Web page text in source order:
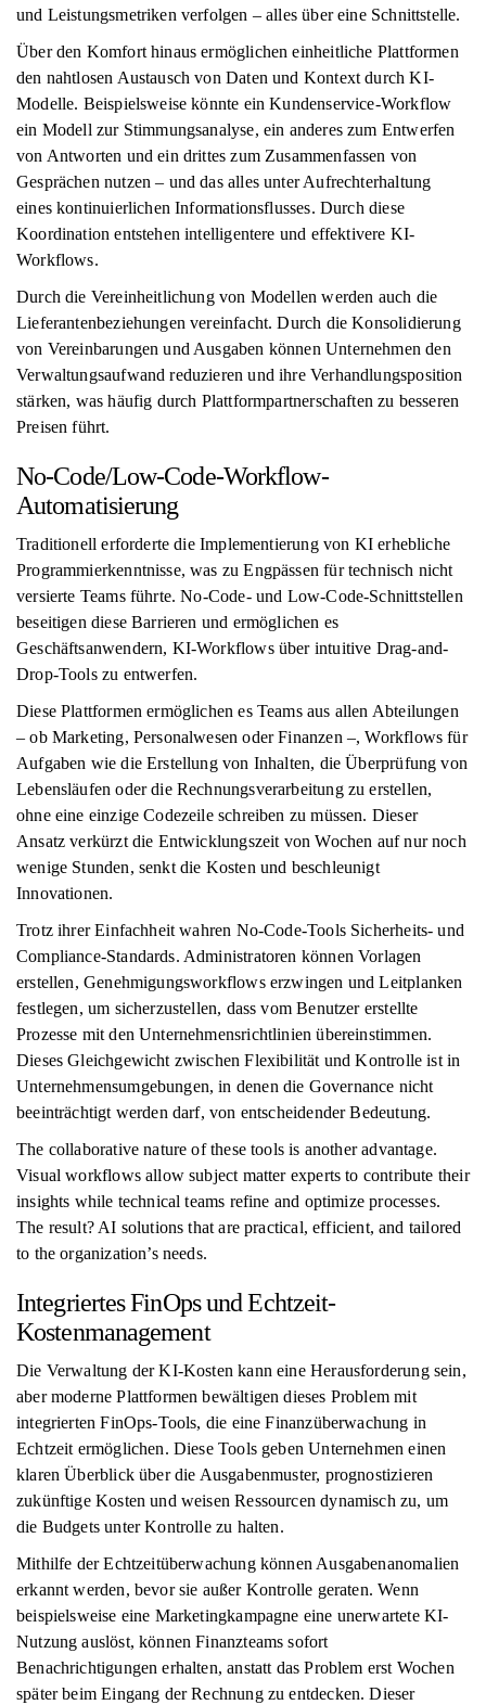
und Leistungsmetriken verfolgen – alles über eine Schnittstelle.
Über den Komfort hinaus ermöglichen einheitliche Plattformen
den nahtlosen Austausch von Daten und Kontext durch KI-
Modelle. Beispielsweise könnte ein Kundenservice-Workflow
ein Modell zur Stimmungsanalyse, ein anderes zum Entwerfen
von Antworten und ein drittes zum Zusammenfassen von
Gesprächen nutzen – und das alles unter Aufrechterhaltung
eines kontinuierlichen Informationsflusses. Durch diese
Koordination entstehen intelligentere und effektivere KI-
Workflows.
Durch die Vereinheitlichung von Modellen werden auch die
Lieferantenbeziehungen vereinfacht. Durch die Konsolidierung
von Vereinbarungen und Ausgaben können Unternehmen den
Verwaltungsaufwand reduzieren und ihre Verhandlungsposition
stärken, was häufig durch Plattformpartnerschaften zu besseren
Preisen führt.
No-Code/Low-Code-Workflow-
Automatisierung
Traditionell erforderte die Implementierung von KI erhebliche
Programmierkenntnisse, was zu Engpässen für technisch nicht
versierte Teams führte. No-Code- und Low-Code-Schnittstellen
beseitigen diese Barrieren und ermöglichen es
Geschäftsanwendern, KI-Workflows über intuitive Drag-and-
Drop-Tools zu entwerfen.
Diese Plattformen ermöglichen es Teams aus allen Abteilungen
– ob Marketing, Personalwesen oder Finanzen –, Workflows für
Aufgaben wie die Erstellung von Inhalten, die Überprüfung von
Lebensläufen oder die Rechnungsverarbeitung zu erstellen,
ohne eine einzige Codezeile schreiben zu müssen. Dieser
Ansatz verkürzt die Entwicklungszeit von Wochen auf nur noch
wenige Stunden, senkt die Kosten und beschleunigt
Innovationen.
Trotz ihrer Einfachheit wahren No-Code-Tools Sicherheits- und
Compliance-Standards. Administratoren können Vorlagen
erstellen, Genehmigungsworkflows erzwingen und Leitplanken
festlegen, um sicherzustellen, dass vom Benutzer erstellte
Prozesse mit den Unternehmensrichtlinien übereinstimmen.
Dieses Gleichgewicht zwischen Flexibilität und Kontrolle ist in
Unternehmensumgebungen, in denen die Governance nicht
beeinträchtigt werden darf, von entscheidender Bedeutung.
The collaborative nature of these tools is another advantage.
Visual workflows allow subject matter experts to contribute their
insights while technical teams refine and optimize processes.
The result? AI solutions that are practical, efficient, and tailored
to the organization’s needs.
Integriertes FinOps und Echtzeit-
Kostenmanagement
Die Verwaltung der KI-Kosten kann eine Herausforderung sein,
aber moderne Plattformen bewältigen dieses Problem mit
integrierten FinOps-Tools, die eine Finanzüberwachung in
Echtzeit ermöglichen. Diese Tools geben Unternehmen einen
klaren Überblick über die Ausgabenmuster, prognostizieren
zukünftige Kosten und weisen Ressourcen dynamisch zu, um
die Budgets unter Kontrolle zu halten.
Mithilfe der Echtzeitüberwachung können Ausgabenanomalien
erkannt werden, bevor sie außer Kontrolle geraten. Wenn
beispielsweise eine Marketingkampagne eine unerwartete KI-
Nutzung auslöst, können Finanzteams sofort
Benachrichtigungen erhalten, anstatt das Problem erst Wochen
später beim Eingang der Rechnung zu entdecken. Dieser